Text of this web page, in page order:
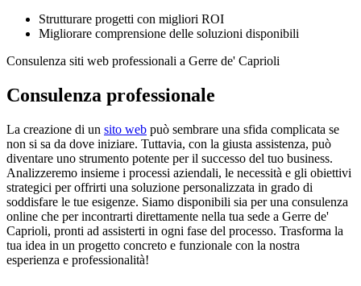
Strutturare progetti con migliori ROI
Migliorare comprensione delle soluzioni disponibili
Consulenza siti web professionali a Gerre de' Caprioli
Consulenza professionale
La creazione di un sito web può sembrare una sfida complicata se
non si sa da dove iniziare. Tuttavia, con la giusta assistenza, può
diventare uno strumento potente per il successo del tuo business.
Analizzeremo insieme i processi aziendali, le necessità e gli obiettivi
strategici per offrirti una soluzione personalizzata in grado di
soddisfare le tue esigenze. Siamo disponibili sia per una consulenza
online che per incontrarti direttamente nella tua sede a Gerre de'
Caprioli, pronti ad assisterti in ogni fase del processo. Trasforma la
tua idea in un progetto concreto e funzionale con la nostra
esperienza e professionalità!